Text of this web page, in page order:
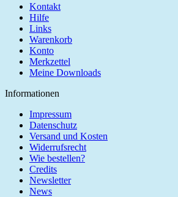
Kontakt
Hilfe
Links
Warenkorb
Konto
Merkzettel
Meine Downloads
Informationen
Impressum
Datenschutz
Versand und Kosten
Widerrufsrecht
Wie bestellen?
Credits
Newsletter
News